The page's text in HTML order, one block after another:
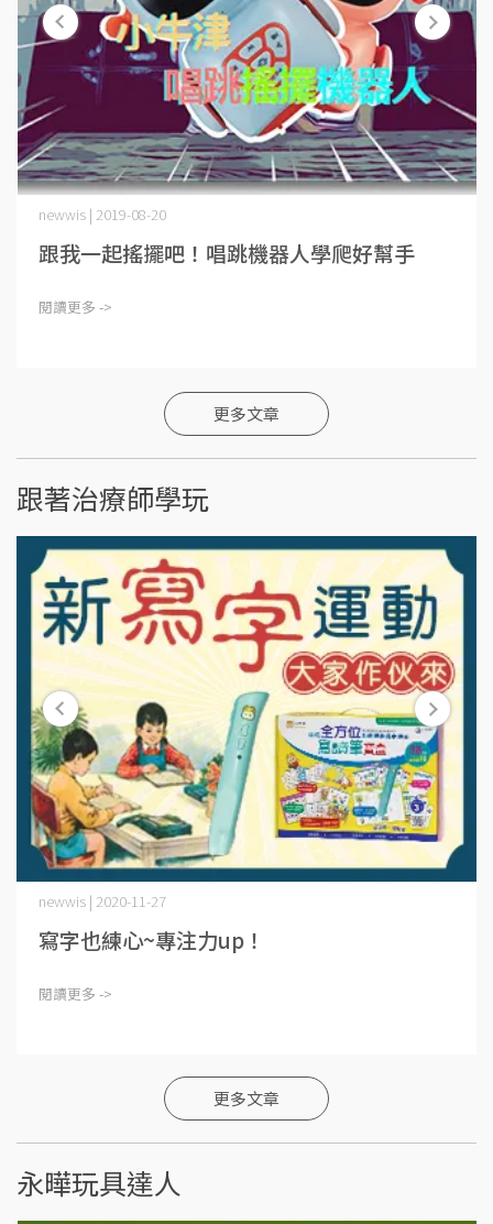
newwis | 2019-08-20
跟我一起搖擺吧！唱跳機器人學爬好幫手
閱讀更多 ->
更多文章
跟著治療師學玩
newwis | 2020-11-27
寫字也練心~專注力up！
閱讀更多 ->
更多文章
永曄玩具達人